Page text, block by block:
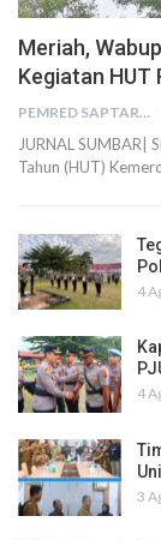
Meriah,
Kegiatan HUT
PEMRED SAPTARIUS
JURNAL SUMBAR|
Tahun (HUT)
4
4
3